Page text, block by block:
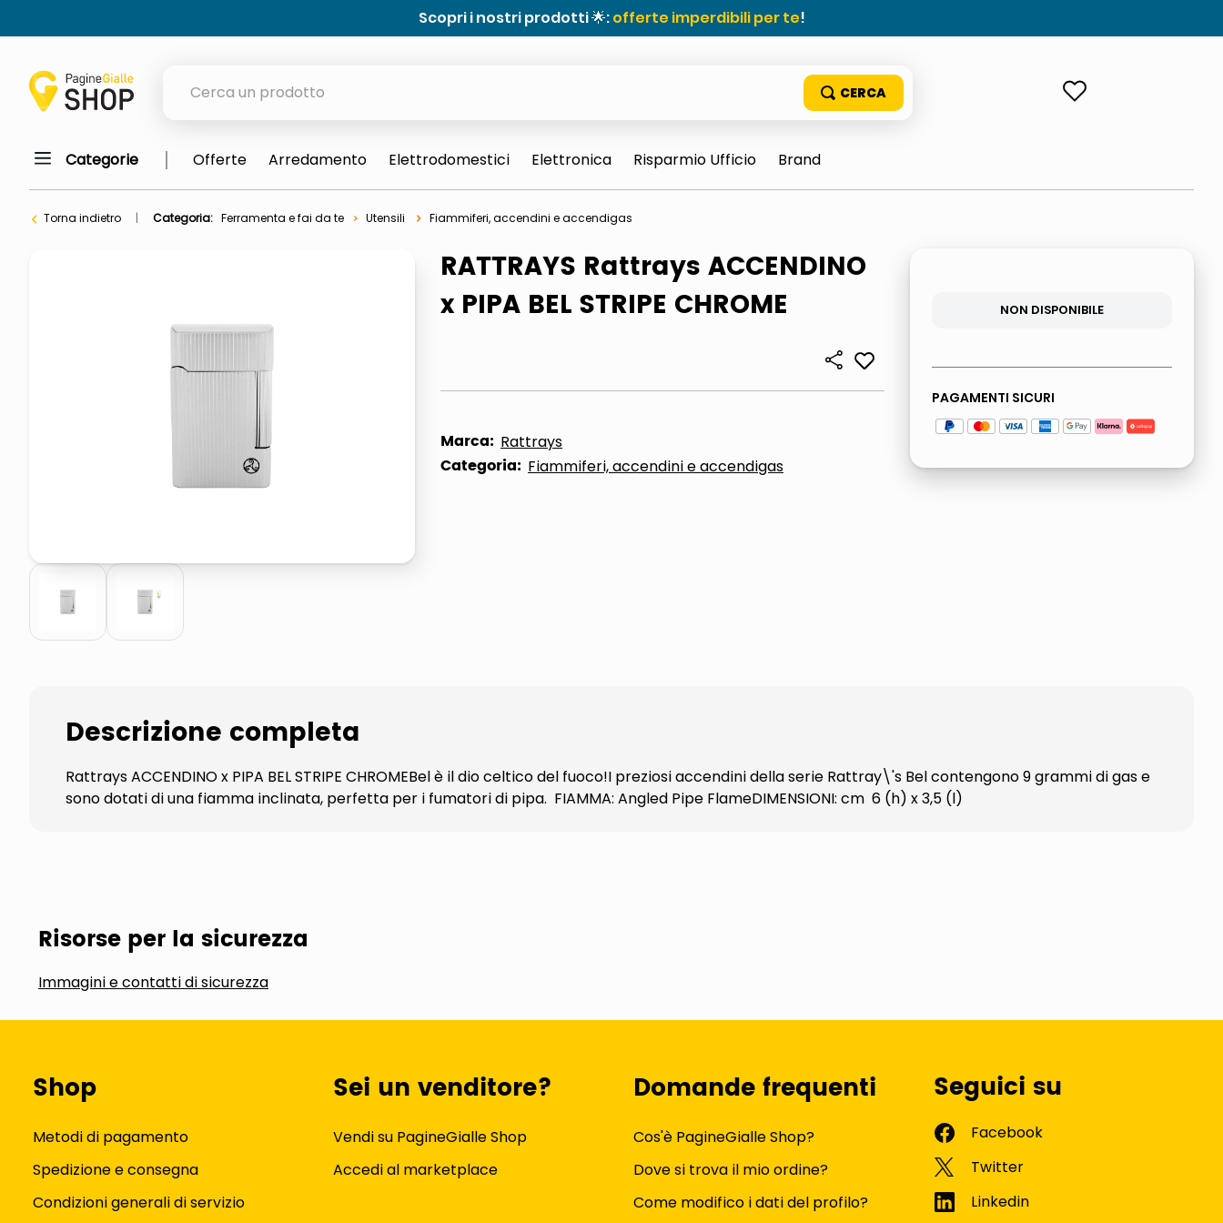
Scopri i nostri prodotti 🌟:offerte imperdibili per te!
orologio parete
ombrelloni
lucidatrice pavimenti
pattumiera raccolta differenziata
crema funghi porcini tartufo
Categorie Offerte Arredamento Elettrodomestici Elettronica Risparmio Ufficio Brand
Torna indietro Categoria: Ferramenta e fai da te Utensili Fiammiferi, accendini e accendigas
RATTRAYS Rattrays ACCENDINO
x PIPA BEL STRIPE CHROME
Marca: Rattrays
Categoria: Fiammiferi, accendini e accendigas
NON DISPONIBILE
PAGAMENTI SICURI
Descrizione completa
Rattrays ACCENDINO x PIPA BEL STRIPE CHROMEBel è il dio celtico del fuoco!I preziosi accendini della serie Rattray\'s Bel contengono 9 grammi di gas e
sono dotati di una fiamma inclinata, perfetta per i fumatori di pipa. FIAMMA: Angled Pipe FlameDIMENSIONI: cm 6 (h) x 3,5 (l)
Risorse per la sicurezza
Immagini e contatti di sicurezza
Shop
Metodi di pagamento
Spedizione e consegna
Condizioni generali di servizio
Sei un venditore?
Vendi su PagineGialle Shop
Accedi al marketplace
Domande frequenti
Cos'è PagineGialle Shop?
Dove si trova il mio ordine?
Come modifico i dati del profilo?
Seguici su